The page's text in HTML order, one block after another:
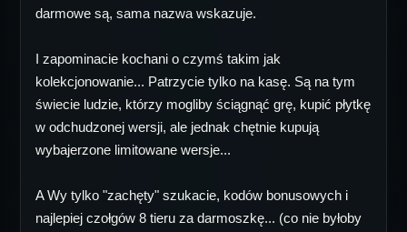
darmowe są, sama nazwa wskazuje.
I zapominacie kochani o czymś takim jak
kolekcjonowanie... Patrzycie tylko na kasę. Są na tym
świecie ludzie, którzy mogliby ściągnąć grę, kupić płytkę
w odchudzonej wersji, ale jednak chętnie kupują
wybajerzone limitowane wersje...
A Wy tylko "zachęty" szukacie, kodów bonusowych i
najlepiej czołgów 8 tieru za darmoszkę... (co nie byłoby